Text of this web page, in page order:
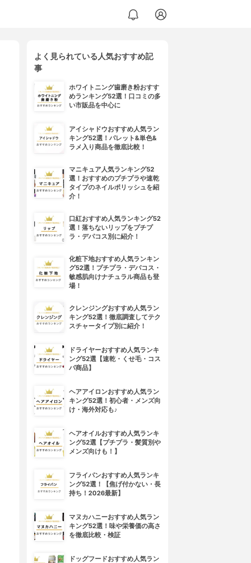
よく見られている人気おすすめ記
事
ホワイトニング歯磨き粉おすす
めランキング52選！口コミの多
い市販品を中心に
アイシャドウおすすめ人気ラン
キング52選！パレット&単色&
ラメ入り商品を徹底比較！
マニキュア人気ランキング52
選！おすすめのプチプラや速乾
タイプのネイルポリッシュを紹
介！
口紅おすすめ人気ランキング52
選！落ちないリップをプチプ
ラ・デパコス別に紹介！
化粧下地おすすめ人気ランキン
グ52選！プチプラ・デパコス・
敏感肌向けナチュラル商品も登
場！
クレンジングおすすめ人気ラン
キング52選！徹底調査してテク
スチャータイプ別に紹介！
ドライヤーおすすめ人気ランキ
ング52選【速乾・くせ毛・コス
パ商品】
ヘアアイロンおすすめ人気ラン
キング52選！初心者・メンズ向
け・海外対応も♪
ヘアオイルおすすめ人気ランキ
ング52選【プチプラ・髪質別や
メンズ向けも！】
フライパンおすすめ人気ランキ
ング52選！【焦げ付かない・長
持ち！2026最新】
マヌカハニーおすすめ人気ラン
キング52選！味や栄養価の高さ
を徹底比較・検証
ドッグフードおすすめ人気ラン